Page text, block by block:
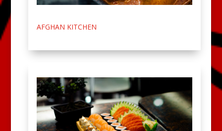
AFGHAN KITCHEN